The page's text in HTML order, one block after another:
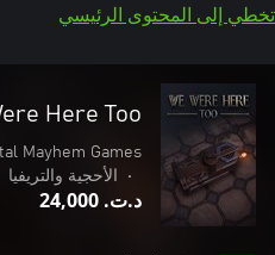
تخطي إلى المحتوى الرئيسي
Here Too
Mayhem Games
•
الأحجية والتريفيا
د.ت.‏ 24,000